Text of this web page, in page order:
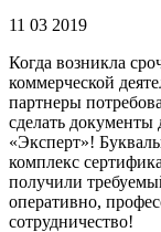
11 03 2019
Когда возникла
коммерческой
партнеры
сделать документы
«Эксперт»!
комплекс
получили
оперативно,
сотрудничество!